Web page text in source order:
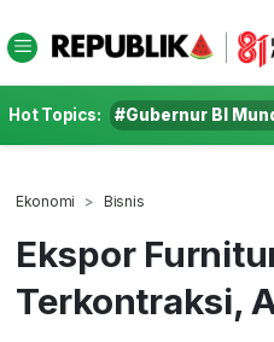
Hot Topics: #Gubernur BI
Ekonomi Bisnis
Ekspor
Terkontraksi,